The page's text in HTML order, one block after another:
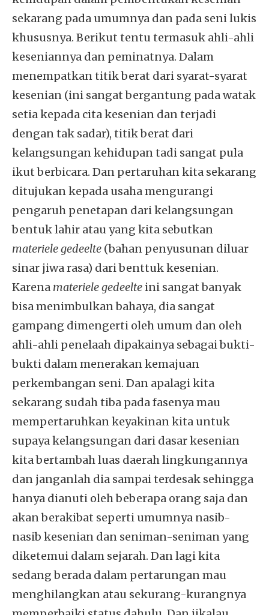
sekarang pada umumnya dan pada seni lukis
khususnya. Berikut tentu termasuk ahli-ahli
keseniannya dan peminatnya. Dalam
menempatkan titik berat dari syarat-syarat
kesenian (ini sangat bergantung pada watak
setia kepada cita kesenian dan terjadi
dengan tak sadar), titik berat dari
kelangsungan kehidupan tadi sangat pula
ikut berbicara. Dan pertaruhan kita sekarang
ditujukan kepada usaha mengurangi
pengaruh penetapan dari kelangsungan
bentuk lahir atau yang kita sebutkan
materiele gedeelte (bahan penyusunan diluar
sinar jiwa rasa) dari benttuk kesenian.
Karena materiele gedeelte ini sangat banyak
bisa menimbulkan bahaya, dia sangat
gampang dimengerti oleh umum dan oleh
ahli-ahli penelaah dipakainya sebagai bukti-
bukti dalam menerakan kemajuan
perkembangan seni. Dan apalagi kita
sekarang sudah tiba pada fasenya mau
mempertaruhkan keyakinan kita untuk
supaya kelangsungan dari dasar kesenian
kita bertambah luas daerah lingkungannya
dan janganlah dia sampai terdesak sehingga
hanya dianuti oleh beberapa orang saja dan
akan berakibat seperti umumnya nasib-
nasib kesenian dan seniman-seniman yang
diketemui dalam sejarah. Dan lagi kita
sedang berada dalam pertarungan mau
menghilangkan atau sekurang-kurangnya